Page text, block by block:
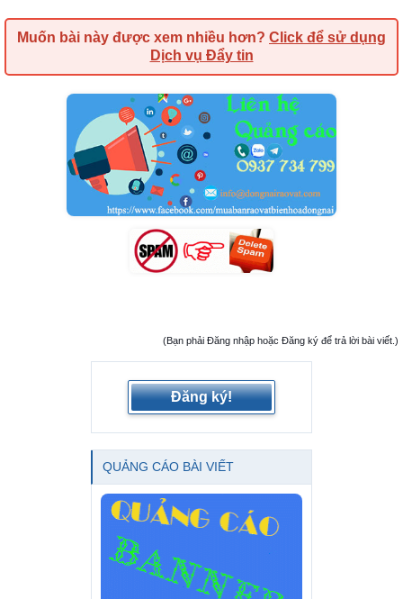
Muốn bài này được xem nhiều hơn? Click để sử dụng
Dịch vụ Đẩy tin
(Bạn phải Đăng nhập hoặc Đăng ký để trả lời bài viết.)
Đăng ký!
QUẢNG CÁO BÀI VIẾT